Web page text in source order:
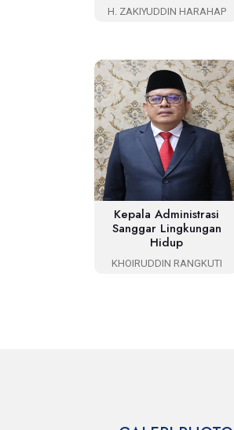
H. ZAKIYUDDIN HARAHAP
Kepala Administrasi
Sanggar Lingkungan
Hidup
KHOIRUDDIN RANGKUTI